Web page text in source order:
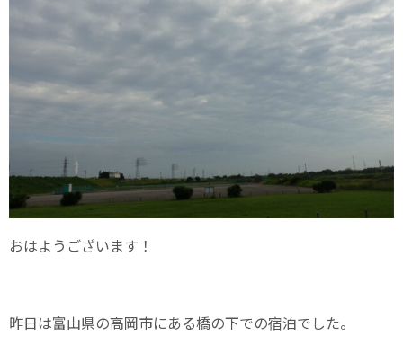
おはようございます！
昨日は富山県の高岡市にある橋の下での宿泊でした。